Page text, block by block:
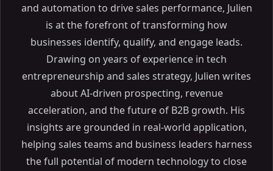
and automation to drive sales performance, Julien
is at the forefront of transforming how
businesses identify, qualify, and engage leads.
Drawing on years of experience in tech
entrepreneurship and sales strategy, Julien writes
about AI-driven prospecting, revenue
acceleration, and the future of B2B growth. His
insights are grounded in real-world application,
helping sales teams and business leaders harness
the full potential of modern technology to close